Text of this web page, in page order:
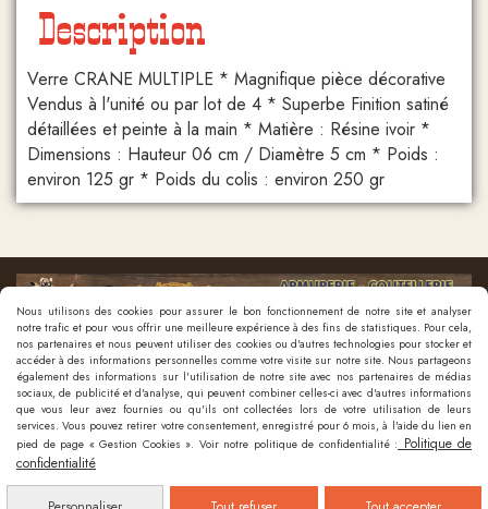
Description
Verre CRANE MULTIPLE * Magnifique pièce décorative
Vendus à l'unité ou par lot de 4 * Superbe Finition satiné
détaillées et peinte à la main * Matière : Résine ivoir *
Dimensions : Hauteur 06 cm / Diamètre 5 cm * Poids :
environ 125 gr * Poids du colis : environ 250 gr
Nous contacter
Mentions Légales Politique de confidentialité Gestion cookies Mon
Nous utilisons des cookies pour assurer le bon fonctionnement de notre site et analyser
notre trafic et pour vous offrir une meilleure expérience à des fins de statistiques. Pour cela,
nos partenaires et nous peuvent utiliser des cookies ou d'autres technologies pour stocker et
accéder à des informations personnelles comme votre visite sur notre site. Nous partageons
également des informations sur l'utilisation de notre site avec nos partenaires de médias
sociaux, de publicité et d'analyse, qui peuvent combiner celles-ci avec d'autres informations
que vous leur avez fournies ou qu'ils ont collectées lors de votre utilisation de leurs
services. Vous pouvez retirer votre consentement, enregistré pour 6 mois, à l'aide du lien en
pied de page « Gestion Cookies ». Voir notre politique de confidentialité : Politique de
confidentialité